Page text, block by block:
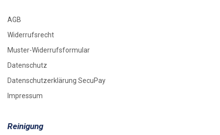
AGB
Widerrufsrecht
Muster-Widerrufsformular
Datenschutz
Datenschutzerklärung SecuPay
Impressum
Reinigung